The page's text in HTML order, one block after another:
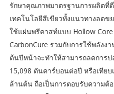
รักษาคุณภาพมาตรฐานการผลิตที่
เทคโนโลยีสีเขียวทั้งแนวทางลดข
ใช้แผ่นพรีคาสท์แบบ Hollow
CarbonCure รวมกับการใช้พลังง
ต้นปีหน้าจะทำให้สามารถลดการ
15,098 ตันคาร์บอนต่อปี หรือเทีย
ล้านต้น ถือเป็นการตอบรับความต้